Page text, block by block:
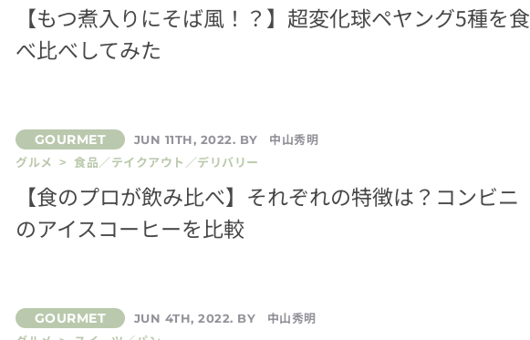
【もつ煮入りにそば風！？】超変化球ペヤング5種を食
べ比べしてみた
JUN 11TH, 2022. BY
中山秀明
グルメ > 食品／テイクアウト／デリバリー
【食のプロが飲み比べ】それぞれの特徴は？コンビニ
のアイスコーヒーを比較
JUN 4TH, 2022. BY
中山秀明